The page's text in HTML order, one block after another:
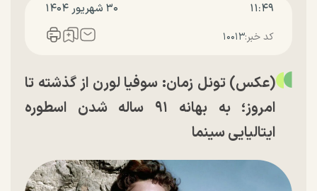
۱۱:۴۹ ۳۰ شهريور ۱۴۰۴
کد خبر:۱۰۰۱۳
(عکس) تونل زمان: سوفیا لورن از گذشته تا
امروز؛ به بهانه ۹۱ ساله شدن اسطوره
ایتالیایی سینما